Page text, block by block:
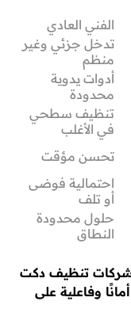
الفني العادي
تدخل جزئي وغير
منظم
أدوات يدوية
محدودة
تنظيف سطحي
في الأغلب
تحسن مؤقت
احتمالية فوضى
أو تلف
حلول محدودة
النطاق
شركات تنظيف دكت
وفاعلية على